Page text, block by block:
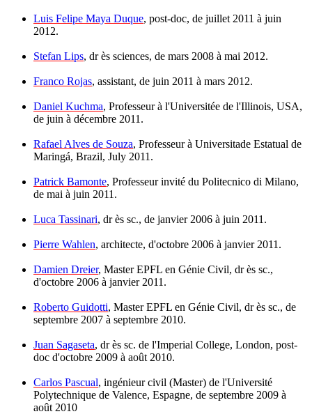
Luis Felipe Maya Duque, post-doc, de juillet 2011 à juin
2012.
Stefan Lips, dr ès sciences, de mars 2008 à mai 2012.
Franco Rojas, assistant, de juin 2011 à mars 2012.
Daniel Kuchma, Professeur à l'Universitée de l'Illinois, USA,
de juin à décembre 2011.
Rafael Alves de Souza, Professeur à Universitade Estatual de
Maringá, Brazil, July 2011.
Patrick Bamonte, Professeur invité du Politecnico di Milano,
de mai à juin 2011.
Luca Tassinari, dr ès sc., de janvier 2006 à juin 2011.
Pierre Wahlen, architecte, d'octobre 2006 à janvier 2011.
Damien Dreier, Master EPFL en Génie Civil, dr ès sc.,
d'octobre 2006 à janvier 2011.
Roberto Guidotti, Master EPFL en Génie Civil, dr ès sc., de
septembre 2007 à septembre 2010.
Juan Sagaseta, dr ès sc. de l'Imperial College, London, post-
doc d'octobre 2009 à août 2010.
Carlos Pascual, ingénieur civil (Master) de l'Université
Polytechnique de Valence, Espagne, de septembre 2009 à
août 2010